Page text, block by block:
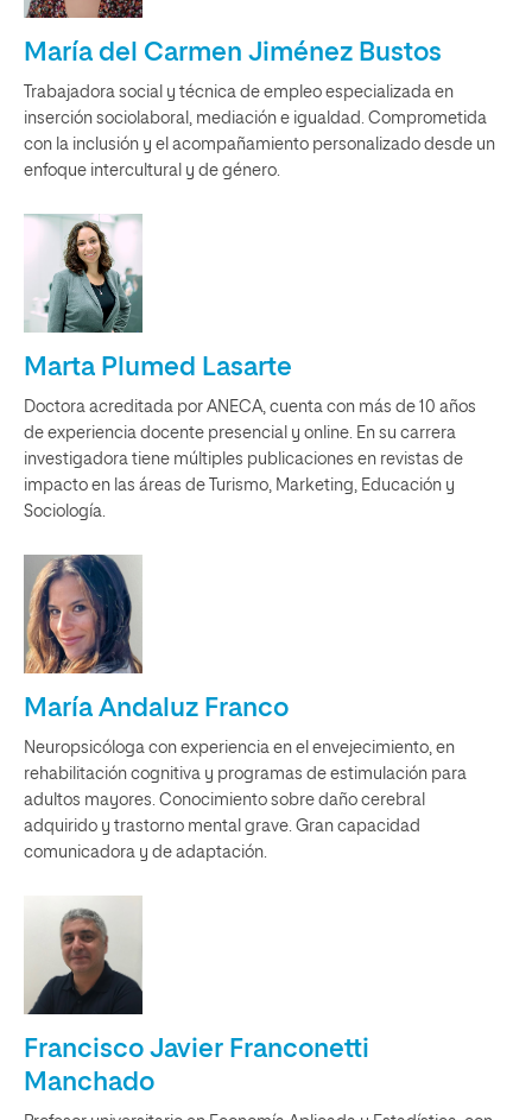
María del Carmen Jiménez Bustos
Trabajadora social y técnica de empleo especializada en
inserción sociolaboral, mediación e igualdad. Comprometida
con la inclusión y el acompañamiento personalizado desde un
enfoque intercultural y de género.
Marta Plumed Lasarte
Doctora acreditada por ANECA, cuenta con más de 10 años
de experiencia docente presencial y online. En su carrera
investigadora tiene múltiples publicaciones en revistas de
impacto en las áreas de Turismo, Marketing, Educación y
Sociología.
María Andaluz Franco
Neuropsicóloga con experiencia en el envejecimiento, en
rehabilitación cognitiva y programas de estimulación para
adultos mayores. Conocimiento sobre daño cerebral
adquirido y trastorno mental grave. Gran capacidad
comunicadora y de adaptación.
Francisco Javier Franconetti
Manchado